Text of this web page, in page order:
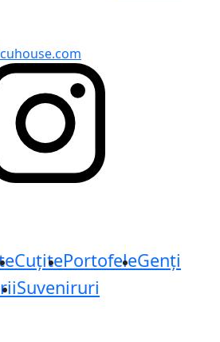
CuțitePortofeleGenți
Suveniruri